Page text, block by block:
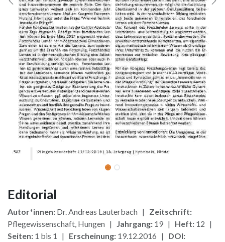
Editorial
Autor*innen: Dr. Andreas Lauterbach | Zeitschrift:
Pflegewissenschaft, Hungen | Jahrgang: 19 | Heft: 12 |
Seiten: 1 bis 1 | Erscheinung: 19.12.2016 | DOI: